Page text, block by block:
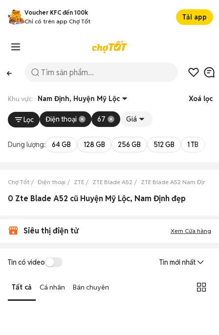
Voucher KFC đến 100k
Chỉ có trên app Chợ Tốt
Tải app
Khu vực: Nam Định, Huyện Mỹ Lộc Xoá lọc
Lọc Điện thoại 67 Giá
Dung lượng: 64 GB 128 GB 256 GB 512 GB 1 TB
Chợ Tốt Điện thoại ZTE ZTE Blade A52 ZTE Blade A52 Nam Định
0 Zte Blade A52 cũ Huyện Mỹ Lộc, Nam Định đẹp
Siêu thị điện tử Xem Cửa hàng
Tin có video Tin mới nhất
Tất cả Cá nhân Bán chuyên